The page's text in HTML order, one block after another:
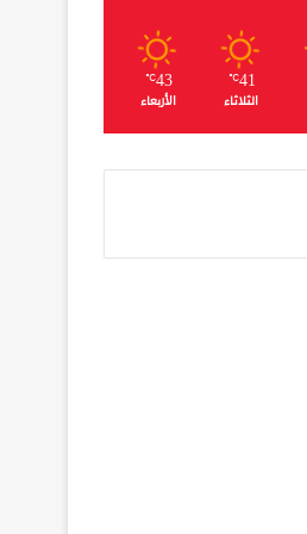
41
℃
الثلاثاء
43
℃
الأربعاء